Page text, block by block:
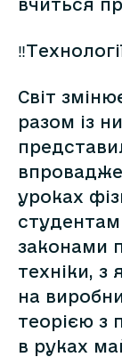
вчиться
Світ
разом із
уроках
законами
техніки,
на
теорією з
в руках